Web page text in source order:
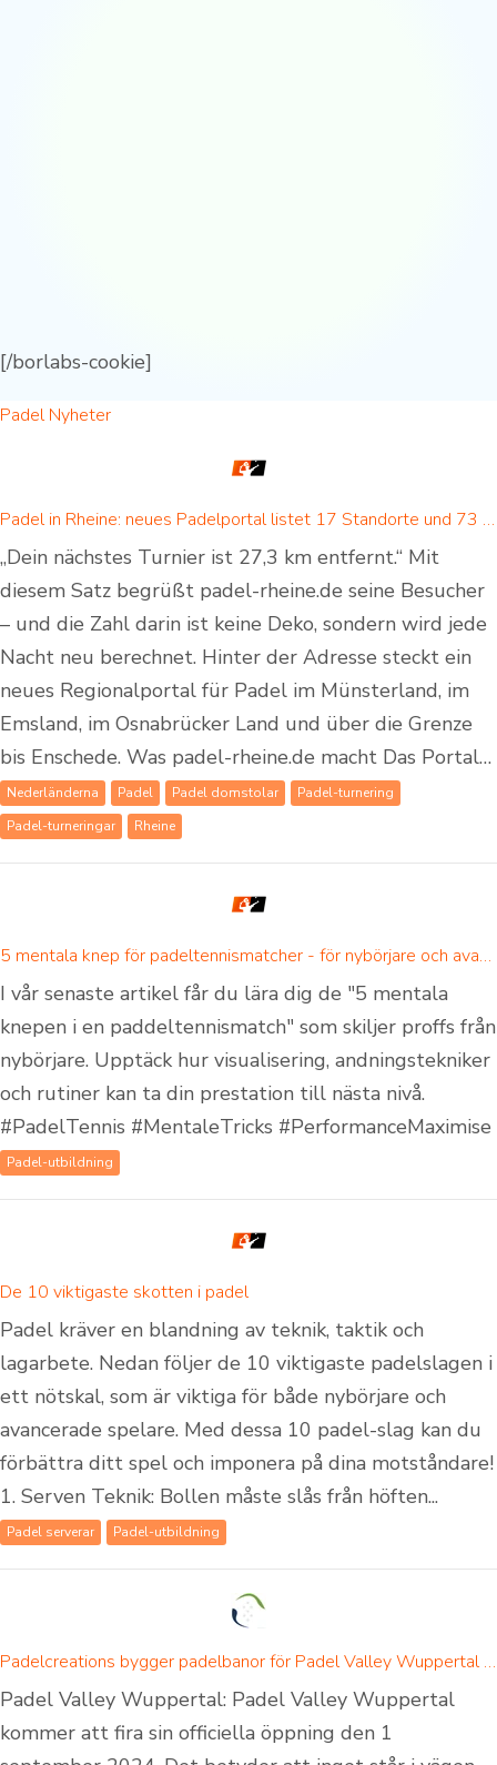
[/borlabs-cookie]
Padel Nyheter
Padel in Rheine: neues Padelportal listet 17 Standorte und 73 Padel-Courts in Rheine und Umgebung
„Dein nächstes Turnier ist 27,3 km entfernt.“ Mit
diesem Satz begrüßt padel-rheine.de seine Besucher
– und die Zahl darin ist keine Deko, sondern wird jede
Nacht neu berechnet. Hinter der Adresse steckt ein
neues Regionalportal für Padel im Münsterland, im
Emsland, im Osnabrücker Land und über die Grenze
bis Enschede. Was padel-rheine.de macht Das Portal…
Nederländerna Padel Padel domstolar
Padel-turnering
Padel-turneringar
Rheine
5 mentala knep för padeltennismatcher - för nybörjare och avancerade padelspelare
I vår senaste artikel får du lära dig de "5 mentala
knepen i en paddeltennismatch" som skiljer proffs från
nybörjare. Upptäck hur visualisering, andningstekniker
och rutiner kan ta din prestation till nästa nivå.
#PadelTennis #MentaleTricks #PerformanceMaximise
Padel-utbildning
De 10 viktigaste skotten i padel
Padel kräver en blandning av teknik, taktik och
lagarbete. Nedan följer de 10 viktigaste padelslagen i
ett nötskal, som är viktiga för både nybörjare och
avancerade spelare. Med dessa 10 padel-slag kan du
förbättra ditt spel och imponera på dina motståndare!
1. Serven Teknik: Bollen måste slås från höften...
Padel serverar Padel-utbildning
Padelcreations bygger padelbanor för Padel Valley Wuppertal - invigning den 1 september 2024
Padel Valley Wuppertal: Padel Valley Wuppertal
kommer att fira sin officiella öppning den 1